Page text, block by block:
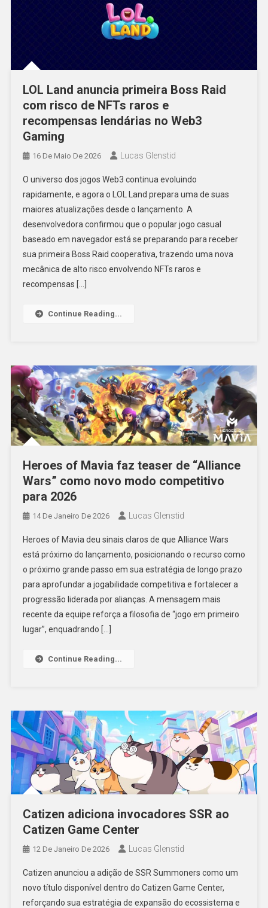
LOL Land anuncia primeira Boss Raid
com risco de NFTs raros e
recompensas lendárias no Web3
Gaming
16 De Maio De 2026 Lucas Glenstid
O universo dos jogos Web3 continua evoluindo
rapidamente, e agora o LOL Land prepara uma de suas
maiores atualizações desde o lançamento. A
desenvolvedora confirmou que o popular jogo casual
baseado em navegador está se preparando para receber
sua primeira Boss Raid cooperativa, trazendo uma nova
mecânica de alto risco envolvendo NFTs raros e
recompensas […]
Continue Reading...
Heroes of Mavia faz teaser de “Alliance
Wars” como novo modo competitivo
para 2026
14 De Janeiro De 2026 Lucas Glenstid
Heroes of Mavia deu sinais claros de que Alliance Wars
está próximo do lançamento, posicionando o recurso como
o próximo grande passo em sua estratégia de longo prazo
para aprofundar a jogabilidade competitiva e fortalecer a
progressão liderada por alianças. A mensagem mais
recente da equipe reforça a filosofia de “jogo em primeiro
lugar”, enquadrando […]
Continue Reading...
Catizen adiciona invocadores SSR ao
Catizen Game Center
12 De Janeiro De 2026 Lucas Glenstid
Catizen anunciou a adição de SSR Summoners como um
novo título disponível dentro do Catizen Game Center,
reforçando sua estratégia de expansão do ecossistema e